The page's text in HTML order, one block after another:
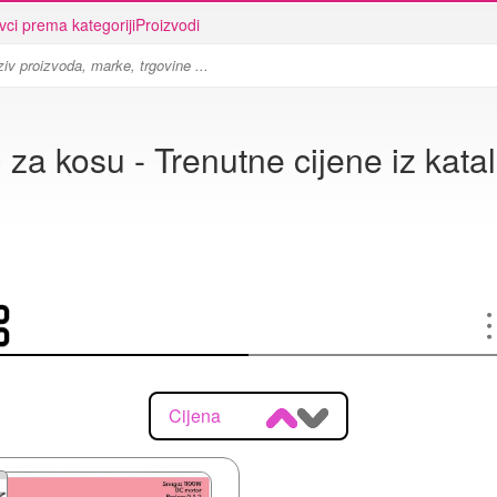
prema kategorijiProizvodi
za kosu - Trenutne cijene iz
Cijena